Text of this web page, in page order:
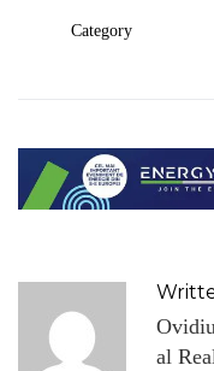
Category
al